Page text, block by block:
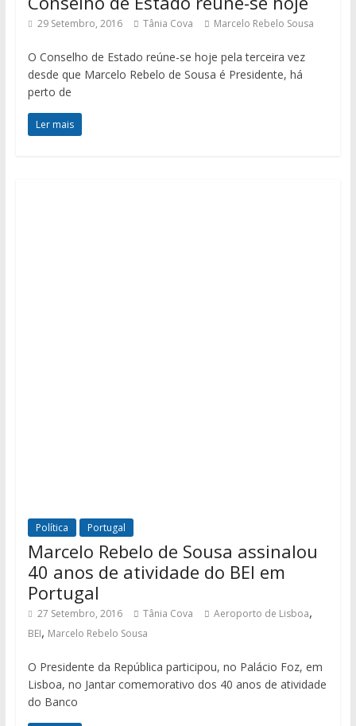
29 Setembro, 2016 Tânia Cova Marcelo Rebelo Sousa
O Conselho de Estado reúne-se hoje pela terceira vez
desde que Marcelo Rebelo de Sousa é Presidente, há
perto de
Ler mais
Política Portugal
Marcelo Rebelo de Sousa assinalou
40 anos de atividade do BEI em
Portugal
27 Setembro, 2016 Tânia Cova Aeroporto de Lisboa,
BEI, Marcelo Rebelo Sousa
O Presidente da República participou, no Palácio Foz, em
Lisboa, no Jantar comemorativo dos 40 anos de atividade
do Banco